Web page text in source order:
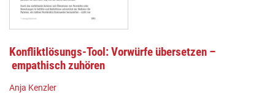
Konfliktlösungs-Tool: Vorwürfe übersetzen –
empathisch zuhören
Anja Kenzler